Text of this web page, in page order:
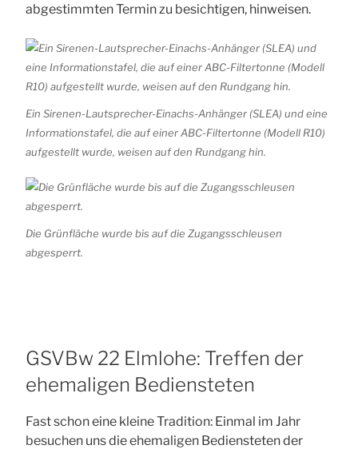
abgestimmten Termin zu besichtigen, hinweisen.
Ein Sirenen-Lautsprecher-Einachs-Anhänger (SLEA) und eine
Informationstafel, die auf einer ABC-Filtertonne (Modell R10)
aufgestellt wurde, weisen auf den Rundgang hin.
Die Grünfläche wurde bis auf die Zugangsschleusen
abgesperrt.
GSVBw 22 Elmlohe: Treffen der
ehemaligen Bediensteten
Fast schon eine kleine Tradition: Einmal im Jahr
besuchen uns die ehemaligen Bediensteten der